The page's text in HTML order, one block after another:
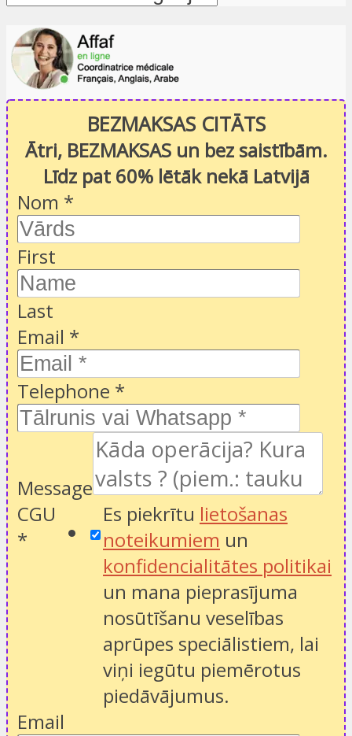
BEZMAKSAS CITĀTS
Ātri, BEZMAKSAS un bez saistībām.
Līdz pat 60% lētāk nekā Latvijā
Nom *
First
Last
Email *
Telephone *
Message
CGU
*
Es piekrītu lietošanas
noteikumiem un
konfidencialitātes politikai
un mana pieprasījuma
nosūtīšanu veselības
aprūpes speciālistiem, lai
viņi iegūtu piemērotus
piedāvājumus.
Email